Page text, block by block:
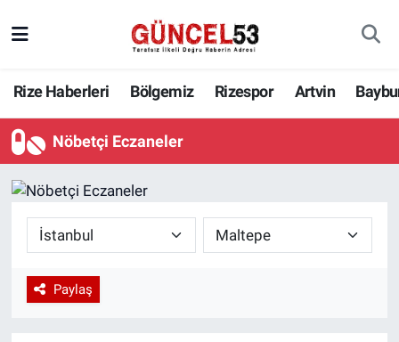
Rize Haberleri Bölgemiz Rizespor Artvin
Nöbetçi Eczaneler
Paylaş